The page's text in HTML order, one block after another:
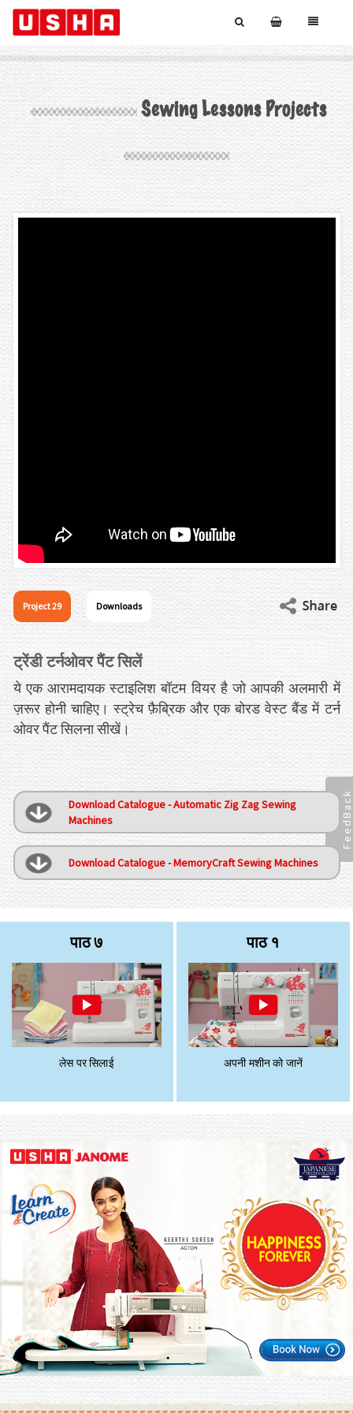
FeedBack
Sewing Lessons Projects
Project 29 Downloads
ट्रेंडी टर्नओवर पैंट सिलें
ये एक आरामदायक स्टाइलिश बॉटम वियर है जो आपकी अलमारी में
ज़रूर होनी चाहिए। स्ट्रेच फ़ैब्रिक और एक बोरड वेस्ट बैंड में टर्न
ओवर पैंट सिलना सीखें।
Download Catalogue - Automatic Zig Zag Sewing
Machines
Download Catalogue - MemoryCraft Sewing Machines
पाठ ७
लेस पर सिलाई
पाठ १
अपनी मशीन को जानें